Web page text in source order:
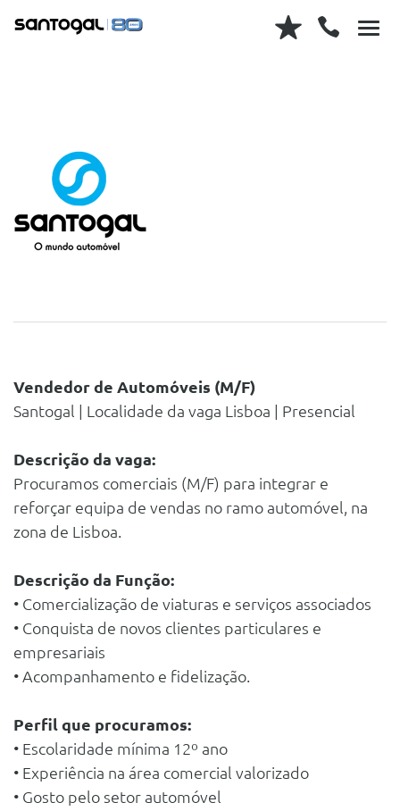
Vendedor de Automóveis (M/F)
Santogal | Localidade da vaga Lisboa | Presencial
Descrição da vaga:
Procuramos comerciais (M/F) para integrar e
reforçar equipa de vendas no ramo automóvel, na
zona de Lisboa.
Descrição da Função:
• Comercialização de viaturas e serviços associados
• Conquista de novos clientes particulares e
empresariais
• Acompanhamento e fidelização.
Perfil que procuramos:
• Escolaridade mínima 12º ano
• Experiência na área comercial valorizado
• Gosto pelo setor automóvel